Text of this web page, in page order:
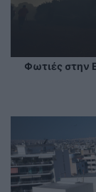
Φωτιές στην